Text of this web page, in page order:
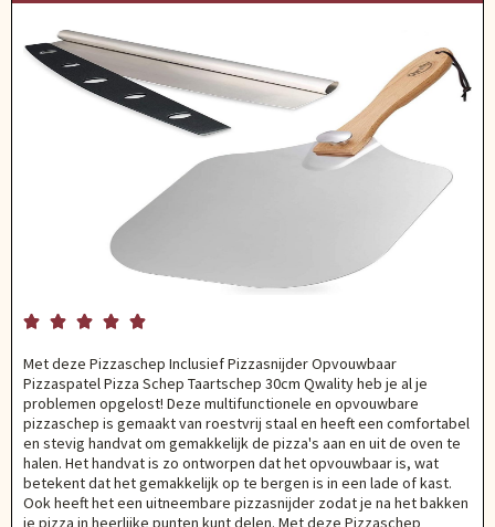
    
Met deze Pizzaschep Inclusief Pizzasnijder Opvouwbaar
Pizzaspatel Pizza Schep Taartschep 30cm Qwality heb je al je
problemen opgelost! Deze multifunctionele en opvouwbare
pizzaschep is gemaakt van roestvrij staal en heeft een comfortabel
en stevig handvat om gemakkelijk de pizza's aan en uit de oven te
halen. Het handvat is zo ontworpen dat het opvouwbaar is, wat
betekent dat het gemakkelijk op te bergen is in een lade of kast.
Ook heeft het een uitneembare pizzasnijder zodat je na het bakken
je pizza in heerlijke punten kunt delen. Met deze Pizzaschep